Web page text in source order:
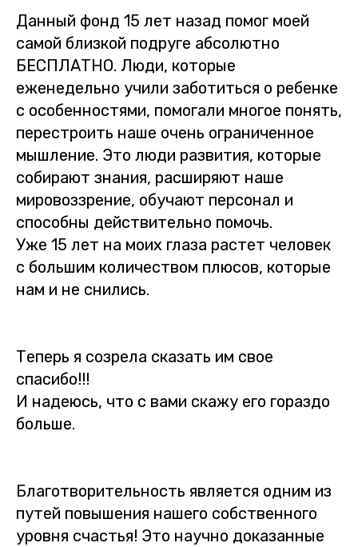
Данный фонд 15 лет назад помог моей
самой близкой подруге абсолютно
БЕСПЛАТНО. Люди, которые
еженедельно учили заботиться о ребенке
с особенностями, помогали многое понять,
перестроить наше очень ограниченное
мышление. Это люди развития, которые
собирают знания, расширяют наше
мировоззрение, обучают персонал и
способны действительно помочь.
Уже 15 лет на моих глаза растет человек
с большим количеством плюсов, которые
нам и не снились.
Теперь я созрела сказать им свое
спасибо!!!
И надеюсь, что с вами скажу его гораздо
больше.
Благотворительность является одним из
путей повышения нашего собственного
уровня счастья! Это научно доказанные